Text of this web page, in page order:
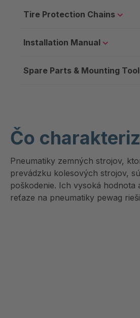
Tire Protection Chains
Installation Manual
Spare Parts & Mounting
Čo
Pneumatiky zemných strojov,
prevádzku kolesových strojov,
poškodenie. Ich vysoká
reťaze na pneumatiky pewag